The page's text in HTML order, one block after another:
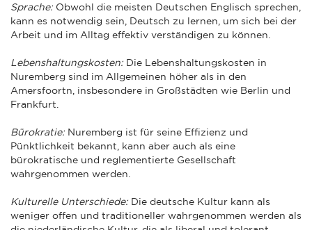
Sprache: Obwohl die meisten Deutschen Englisch sprechen,
kann es notwendig sein, Deutsch zu lernen, um sich bei der
Arbeit und im Alltag effektiv verständigen zu können.
Lebenshaltungskosten: Die Lebenshaltungskosten in
Nuremberg sind im Allgemeinen höher als in den
Amersfoortn, insbesondere in Großstädten wie Berlin und
Frankfurt.
Bürokratie: Nuremberg ist für seine Effizienz und
Pünktlichkeit bekannt, kann aber auch als eine
bürokratische und reglementierte Gesellschaft
wahrgenommen werden.
Kulturelle Unterschiede: Die deutsche Kultur kann als
weniger offen und traditioneller wahrgenommen werden als